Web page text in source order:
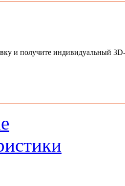
и получите индивидуальный